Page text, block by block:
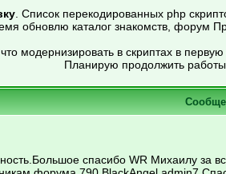
. Список перекодированных php
обновлю каталог знакомств, форум
модернизировать в скриптах в
Планирую продолжить работы
спасибо WR Михаилу за